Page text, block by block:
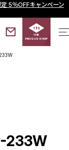
5％OFFキャンペーン
THE
PROSUS SHOP
233W